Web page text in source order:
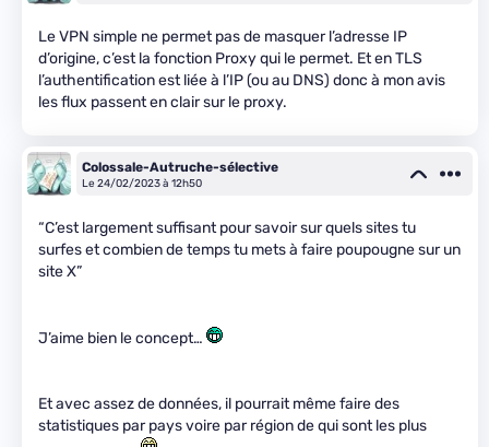
Le VPN simple ne permet pas de masquer l’adresse IP
d’origine, c’est la fonction Proxy qui le permet. Et en TLS
l’authentification est liée à l’IP (ou au DNS) donc à mon avis
les flux passent en clair sur le proxy.
Colossale-Autruche-sélective
Le 24/02/2023 à 12h50
“C’est largement suffisant pour savoir sur quels sites tu
surfes et combien de temps tu mets à faire poupougne sur un
site X”
J’aime bien le concept…
Et avec assez de données, il pourrait même faire des
statistiques par pays voire par région de qui sont les plus